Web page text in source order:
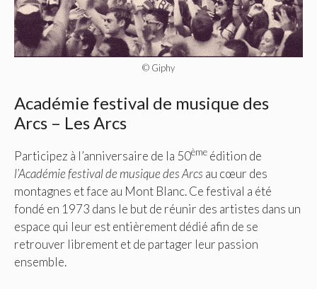
© Giphy
Académie festival de musique des
Arcs – Les Arcs
Participez à l’anniversaire de la 50ème édition de
l’Académie festival de musique des Arcs au cœur des
montagnes et face au Mont Blanc. Ce festival a été
fondé en 1973 dans le but de réunir des artistes dans un
espace qui leur est entièrement dédié afin de se
retrouver librement et de partager leur passion
ensemble.